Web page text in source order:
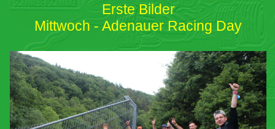
Erste Bilder
Mittwoch - Adenauer Racing Day